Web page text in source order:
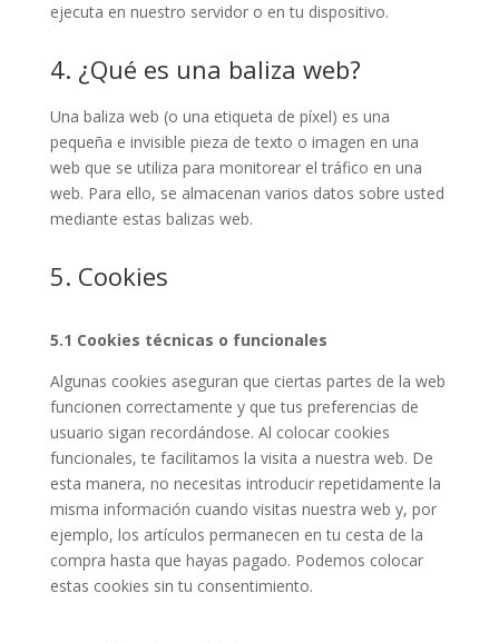
ejecuta en nuestro servidor o en tu dispositivo.
4. ¿Qué es una baliza web?
Una baliza web (o una etiqueta de píxel) es una
pequeña e invisible pieza de texto o imagen en una
web que se utiliza para monitorear el tráfico en una
web. Para ello, se almacenan varios datos sobre usted
mediante estas balizas web.
5. Cookies
5.1 Cookies técnicas o funcionales
Algunas cookies aseguran que ciertas partes de la web
funcionen correctamente y que tus preferencias de
usuario sigan recordándose. Al colocar cookies
funcionales, te facilitamos la visita a nuestra web. De
esta manera, no necesitas introducir repetidamente la
misma información cuando visitas nuestra web y, por
ejemplo, los artículos permanecen en tu cesta de la
compra hasta que hayas pagado. Podemos colocar
estas cookies sin tu consentimiento.